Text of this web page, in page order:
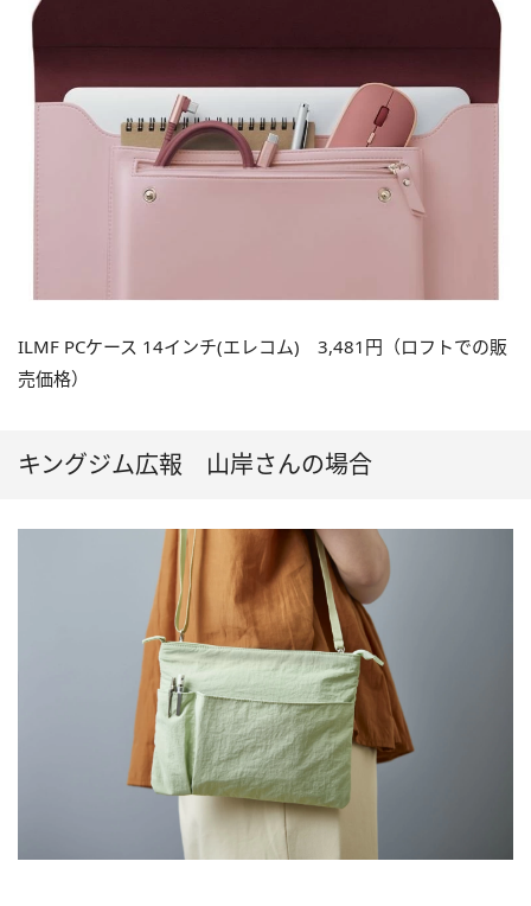
ILMF PCケース 14インチ(エレコム) 3,481円（ロフトでの販
売価格）
キングジム広報 山岸さんの場合